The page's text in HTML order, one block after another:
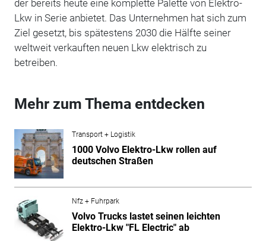
der bereits heute eine komplette Palette von Elektro-
Lkw in Serie anbietet. Das Unternehmen hat sich zum
Ziel gesetzt, bis spätestens 2030 die Hälfte seiner
weltweit verkauften neuen Lkw elektrisch zu
betreiben.
Mehr zum Thema entdecken
Transport + Logistik
1000 Volvo Elektro-Lkw rollen auf
deutschen Straßen
Nfz + Fuhrpark
Volvo Trucks lastet seinen leichten
Elektro-Lkw "FL Electric" ab